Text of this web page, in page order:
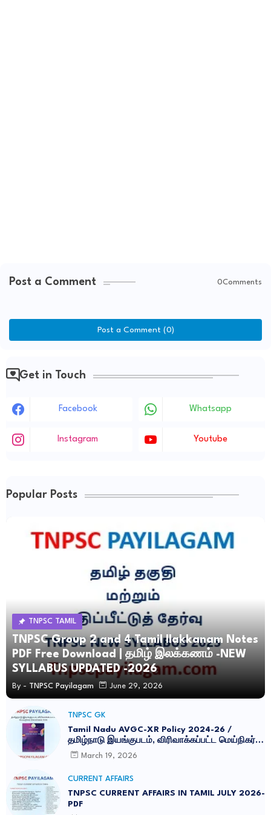
Post a Comment 0Comments
Post a Comment (0)
Get in Touch
Facebook Whatsapp
Instagram Youtube
Popular Posts
TNPSC TAMIL
TNPSC Group 2 and 4 Tamil Ilakkanam Notes
PDF Free Download | தமிழ் இலக்கணம் -NEW
SYLLABUS UPDATED -2026
By - TNPSC Payilagam June 29, 2026
TNPSC GK
Tamil Nadu AVGC-XR Policy 2024-26 /
தமிழ்நாடு இயங்குபடம், விரிவாக்கப்பட்ட மெய்நிகர்
கொள்கை 2026
March 19, 2026
CURRENT AFFAIRS
TNPSC CURRENT AFFAIRS IN TAMIL JULY 2026-
PDF